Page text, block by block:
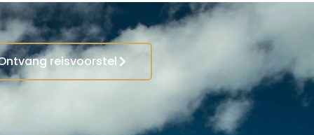
reisvoorstel